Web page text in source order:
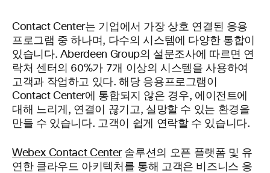
Contact Center는 기업에서 가장 상호 연결된 응용
프로그램 중 하나며, 다수의 시스템에 다양한 통합이
있습니다. Aberdeen Group의 설문조사에 따르면 연
락처 센터의 60%가 7개 이상의 시스템을 사용하여
고객과 작업하고 있다. 해당 응용프로그램이
Contact Center에 통합되지 않은 경우, 에이전트에
대해 느리게, 연결이 끊기고, 실망할 수 있는 환경을
만들 수 있습니다. 고객이 쉽게 연락할 수 있습니다.
Webex Contact Center솔루션의 오픈 플랫폼 및 유
연한 클라우드 아키텍처를 통해 고객은 비즈니스 응